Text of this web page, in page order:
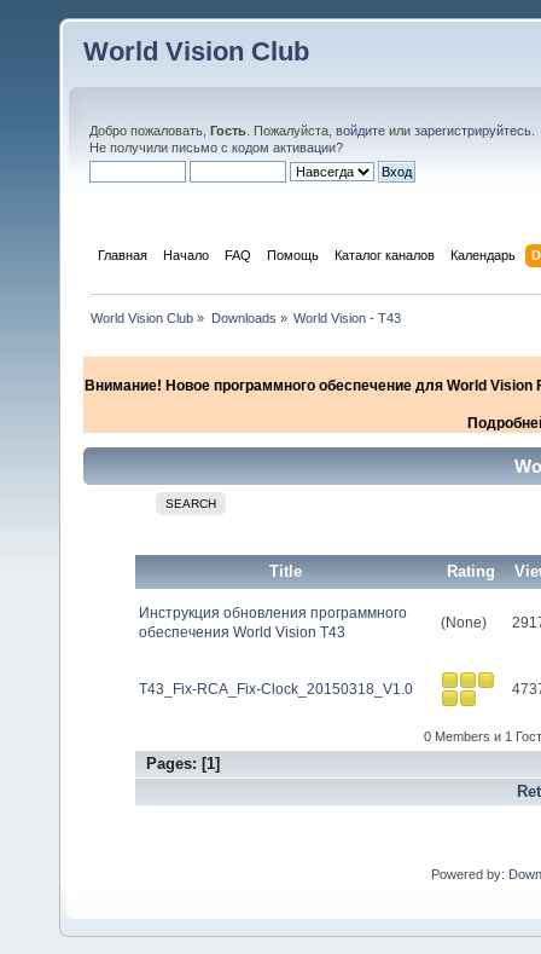
World Vision Club
Добро пожаловать, Гость . Пожалуйста, войдите или зарегистрируйтесь
Не получили письмо с кодом активации?
Главная Начало FAQ Помощь Каталог каналов Календарь
World Vision Club » Downloads » World Vision - T43
Внимание! Новое программного обеспечение для World
SEARCH
Title Rating
Инструкция обновления программного
обеспечения World Vision Т43
(None)
T43_Fix-RCA_Fix-Clock_20150318_V1.0
0 Members и 1
Pages: [1]
Powered by: